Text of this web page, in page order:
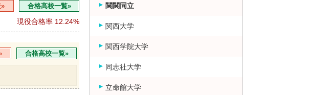
合格高校一覧»
現役合格率 12.24%
合格高校一覧»
関関同立
関西大学
関西学院大学
同志社大学
立命館大学